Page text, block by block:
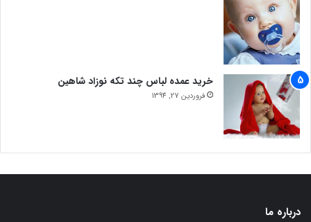
خرید عمده لباس چند تکه نوزاد شاهین
فروردین 27, 1394
درباره ما